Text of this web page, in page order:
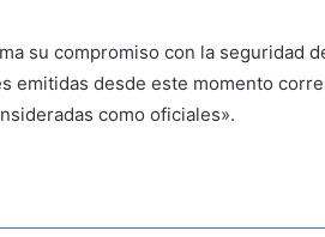
su compromiso con la seguridad
emitidas desde este momento
como oficiales».